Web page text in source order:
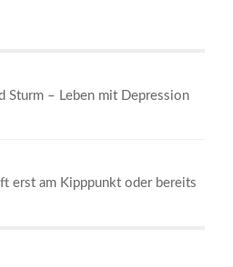
Sturm – Leben mit Depression
erst am Kipppunkt oder bereits